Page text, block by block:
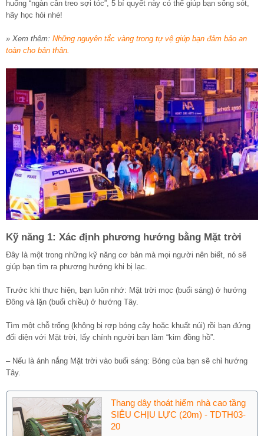
huống “ngàn cân treo sợi tóc”, 5 bí quyết này có thể giúp bạn sống sót,
hãy học hỏi nhé!
» Xem thêm: Những nguyên tắc vàng trong tự vệ giúp bạn đảm bảo an
toàn cho bản thân.
Kỹ năng 1: Xác định phương hướng bằng Mặt trời
Đây là một trong những kỹ năng cơ bản mà mọi người nên biết, nó sẽ
giúp bạn tìm ra phương hướng khi bị lạc.
Trước khi thực hiện, bạn luôn nhớ: Mặt trời mọc (buổi sáng) ở hướng
Đông và lặn (buổi chiều) ở hướng Tây.
Tìm một chỗ trống (không bị rợp bóng cây hoặc khuất núi) rồi bạn đứng
đối diện với Mặt trời, lấy chính người bạn làm “kim đồng hồ”.
– Nếu là ánh nắng Mặt trời vào buổi sáng: Bóng của bạn sẽ chỉ hướng
Tây.
Thang dây thoát hiểm nhà cao tầng
SIÊU CHỊU LỰC (20m) - TDTH03-
20